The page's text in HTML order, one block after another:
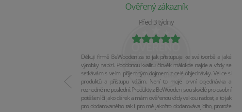
Ověřený zákazník
Před 3 týdny
Děkuji firmě BeWooden za to jak přistupuje ke své tvorbě a jaké
výrobky nabízí. Podobnou kvalitu člověk málokde najde a vždy se
setkávám s velmi příjemným dojmem z celé objednávky. Velice si
produktů a přístupu vážím. Není to moje první objednávka a
rozhodně ne poslední. Produkty z BeWooden jsou skvělé pro osobní
potěšení či jako dárek a mám ověřenou vždy velkou radost, a to jak
pro obdarovaného tak i pro mě jakožto obdarovávajícího, protože